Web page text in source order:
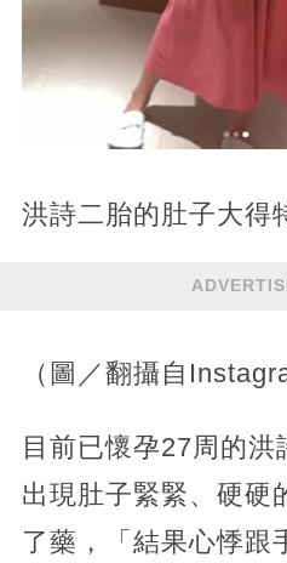
洪詩二胎的肚子大得
（圖／翻攝自
目前已懷孕27周的
出現肚子緊緊、硬硬
了藥，「結果心悸跟